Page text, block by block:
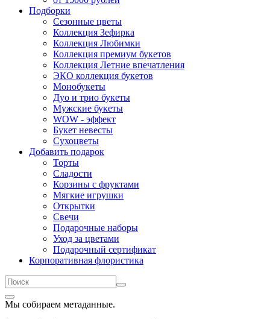
Подборки
Сезонные цветы
Коллекция Зефирка
Коллекция Любимки
Коллекция премиум букетов
Коллекция Летние впечатления
ЭКО коллекция букетов
Монобукеты
Дуо и трио букеты
Мужские букеты
WOW - эффект
Букет невесты
Сухоцветы
Добавить подарок
Торты
Сладости
Корзины с фруктами
Мягкие игрушки
Открытки
Свечи
Подарочные наборы
Уход за цветами
Подарочный сертификат
Корпоративная флористика
Мы собираем метаданные.